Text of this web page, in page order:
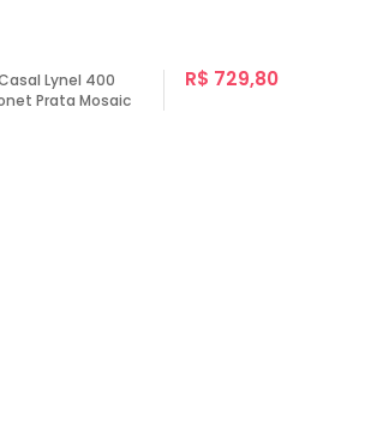
Lynel 400
Prata Mosaic
R$ 729,80